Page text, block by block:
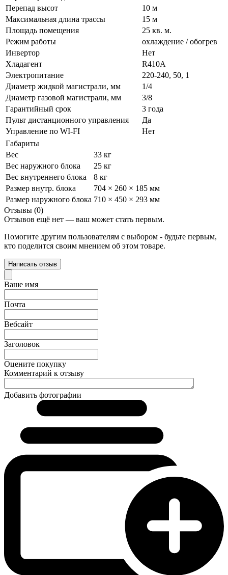
Перепад высот
10 м
Максимальная длина трассы
15 м
Площадь помещения
25 кв. м.
Режим работы
охлаждение / обогрев
Инвертор
Нет
Хладагент
R410A
Электропитание
220-240, 50, 1
Диаметр жидкой магистрали, мм
1/4
Диаметр газовой магистрали, мм
3/8
Гарантийный срок
3 года
Пульт дистанционного управления
Да
Управление по WI-FI
Нет
Габариты
Вес
33 кг
Вес наружного блока
25 кг
Вес внутреннего блока
8 кг
Размер внутр. блока
704 × 260 × 185 мм
Размер наружного блока 710 × 450 × 293 мм
Отзывы (0)
Отзывов ещё нет — ваш может стать первым.
Помогите другим пользователям с выбором - будьте первым,
кто поделится своим мнением об этом товаре.
Написать отзыв
Ваше имя
Почта
Вебсайт
Заголовок
Оцените покупку
Комментарий к отзыву
Добавить фотографии